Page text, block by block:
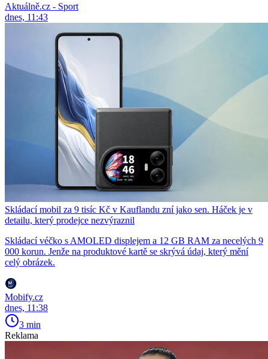
Aktuálně.cz - Sport
dnes, 11:43
Skládací mobil za 9 tisíc Kč v Kauflandu zní jako sen. Háček je v
detailu, který prodejce nezvýraznil
Skládací véčko s AMOLED displejem a 12 GB RAM za necelých 9
000 korun. Jenže na produktové kartě se skrývá údaj, který mění
celý obrázek.
Mobify.cz
dnes, 11:38
3 min
Reklama